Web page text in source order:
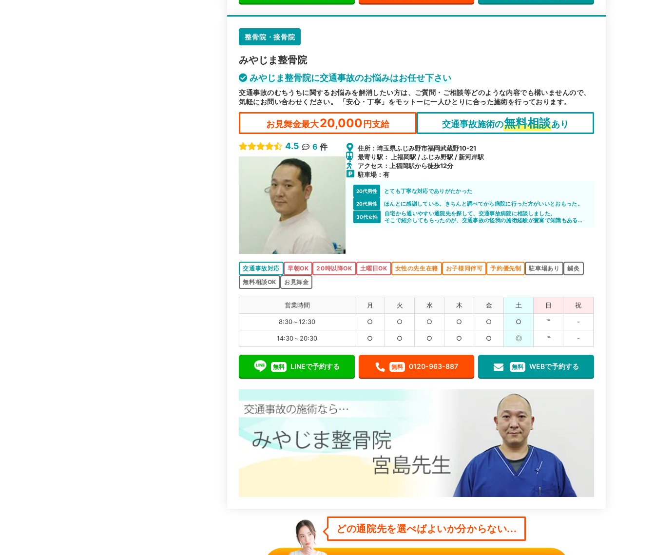
整骨院・接骨院
みやじま整骨院
みやじま整骨院に交通事故のお悩みはお任せ下さい
交通事故のむちうちに関するお悩みを解消したい方は、ご質問・ご相談等どのような内容でも構いませんので、
気軽にお問い合わせください。 「安心・丁寧」をモットーに一人ひとりに合った施術を行っております。
お見舞金最大20,000円支給 交通事故施術の無料相談あり
4.5 6 件
住所：埼玉県ふじみ野市福岡武蔵野10-21
最寄り駅： 上福岡駅 / ふじみ野駅 / 新河岸駅
アクセス：上福岡駅から徒歩12分
駐車場：有
20代男性 とても丁寧な対応でありがたかった
20代男性 ほんとに感謝している。きちんと調べてから病院に行った方がいいとおもった。
30代女性
自宅から通いやすい通院先を探して、交通事故病院に相談しました。
そこで紹介してもらったのが、交通事故の怪我の施術経験が豊富で知識もあると
交通事故対応 早朝OK 20時以降OK 土曜日OK 女性の先生在籍 お子様同伴可 予約優先制 駐車場あり
鍼灸
無料相談OK
お見舞金
営業時間 月 火 水 木 金 土 日 祝
8:30～12:30 ○ ○ ○ ○ ○ ○ ℡ -
14:30～20:30 ○ ○ ○ ○ ○ ◎ ℡ -
無料 LINEで予約する 無料 0120-963-887 無料 WEBで予約する
どの通院先を選べばよいか分からない...